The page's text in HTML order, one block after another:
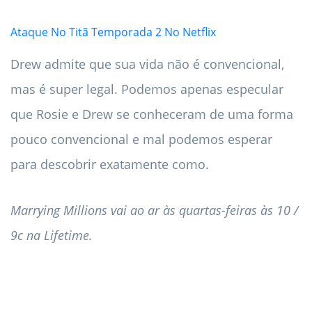
Ataque No Titã Temporada 2 No Netflix
Drew admite que sua vida não é convencional,
mas é super legal. Podemos apenas especular
que Rosie e Drew se conheceram de uma forma
pouco convencional e mal podemos esperar
para descobrir exatamente como.
Marrying Millions vai ao ar às quartas-feiras às 10 /
9c na Lifetime.